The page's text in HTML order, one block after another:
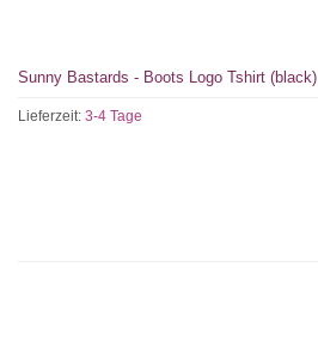
Sunny Bastards - Boots Logo Tshirt (black)
Lieferzeit: 3-4 Tage